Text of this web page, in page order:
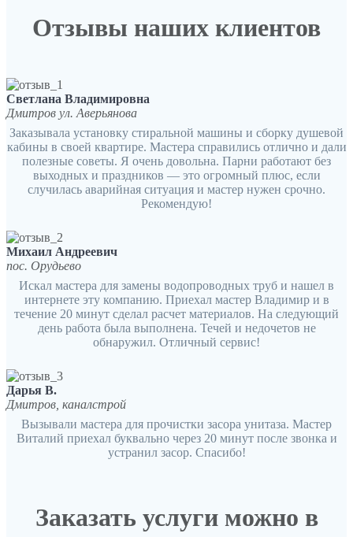
Отзывы наших клиентов
Светлана Владимировна
Дмитров ул. Аверьянова
Заказывала установку стиральной машины и сборку душевой
кабины в своей квартире. Мастера справились отлично и дали
полезные советы. Я очень довольна. Парни работают без
выходных и праздников — это огромный плюс, если
случилась аварийная ситуация и мастер нужен срочно.
Рекомендую!
Михаил Андреевич
пос. Орудьево
Искал мастера для замены водопроводных труб и нашел в
интернете эту компанию. Приехал мастер Владимир и в
течение 20 минут сделал расчет материалов. На следующий
день работа была выполнена. Течей и недочетов не
обнаружил. Отличный сервис!
Дарья В.
Дмитров, каналстрой
Вызывали мастера для прочистки засора унитаза. Мастер
Виталий приехал буквально через 20 минут после звонка и
устранил засор. Спасибо!
Заказать услуги можно в